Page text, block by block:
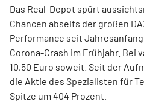
Das Real-Depot spürt
Chancen abseits der großen
Performance seit
Corona-Crash im Frühjahr. Bei
10,50 Euro soweit. Seit der
die Aktie des Spezialisten für
Spitze um 404 Prozent.